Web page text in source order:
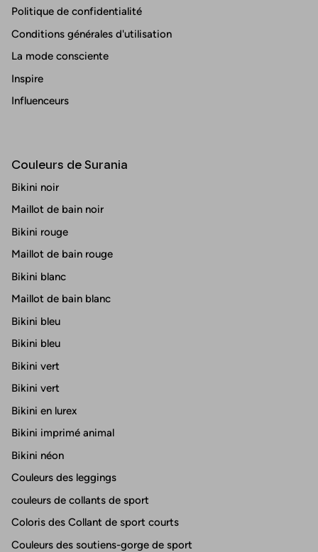
Politique de confidentialité
Conditions générales d'utilisation
La mode consciente
Inspire
Influenceurs
Couleurs de Surania
Bikini noir
Maillot de bain noir
Bikini rouge
Maillot de bain rouge
Bikini blanc
Maillot de bain blanc
Bikini bleu
Bikini bleu
Bikini vert
Bikini vert
Bikini en lurex
Bikini imprimé animal
Bikini néon
Couleurs des leggings
couleurs de collants de sport
Coloris des Collant de sport courts
Couleurs des soutiens-gorge de sport